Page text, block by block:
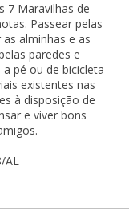
7 Maravilhas de
Passear pelas
alminhas e as
paredes e
pé ou de bicicleta
existentes nas
à disposição de
e viver bons
AL